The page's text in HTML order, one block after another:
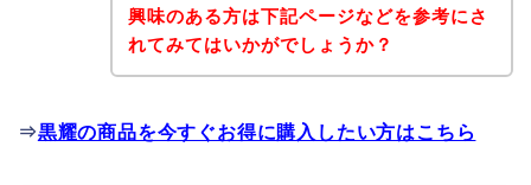
興味のある方は下記ページなどを参考にさ
れてみてはいかがでしょうか？
⇒黒耀の商品を今すぐお得に購入したい方はこちら